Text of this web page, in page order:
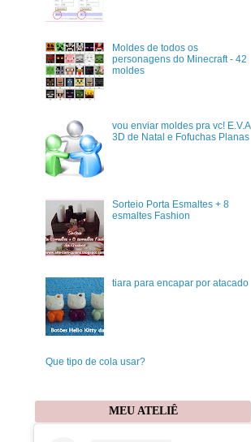
Moldes de todos os
personagens do Minecraft - 42
moldes
vou enviar moldes pra vc! E.V.A
3D de Natal e Fofuchas Planas
Sorteio Porta Esmaltes + 8
esmaltes Fashion
tiara para encapar por atacado
Que tipo de cola usar?
MEU ATELIÊ